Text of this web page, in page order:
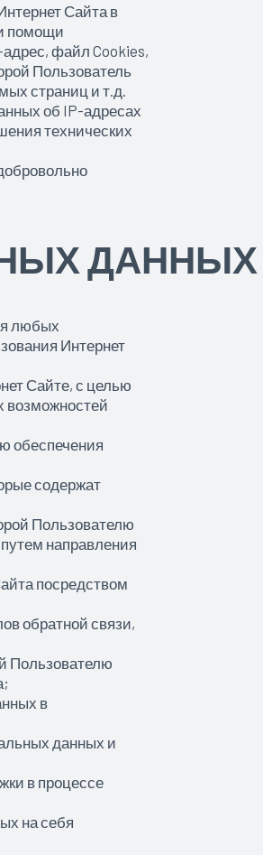
Сайта в
помощи
адрес, файл Cookies,
Пользователь
страниц и т.д.
об IP-адресах
технических
ДАННЫХ
любых
Интернет
Сайте, с целью
возможностей
обеспечения
содержат
Пользователю
направления
посредством
обратной связи,
Пользователю
в
данных и
в процессе
на себя